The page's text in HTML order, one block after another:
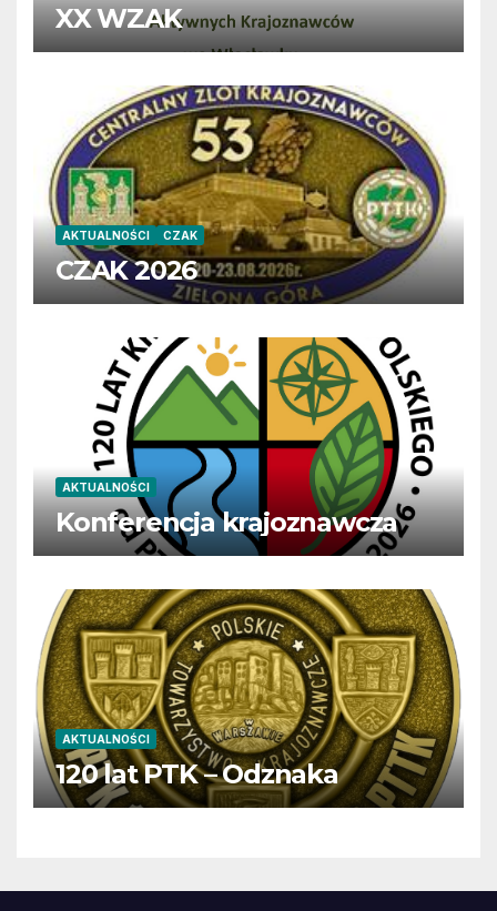
XX WZAK
AKTUALNOŚCI CZAK
CZAK 2026
AKTUALNOŚCI
Konferencja krajoznawcza
AKTUALNOŚCI
120 lat PTK – Odznaka